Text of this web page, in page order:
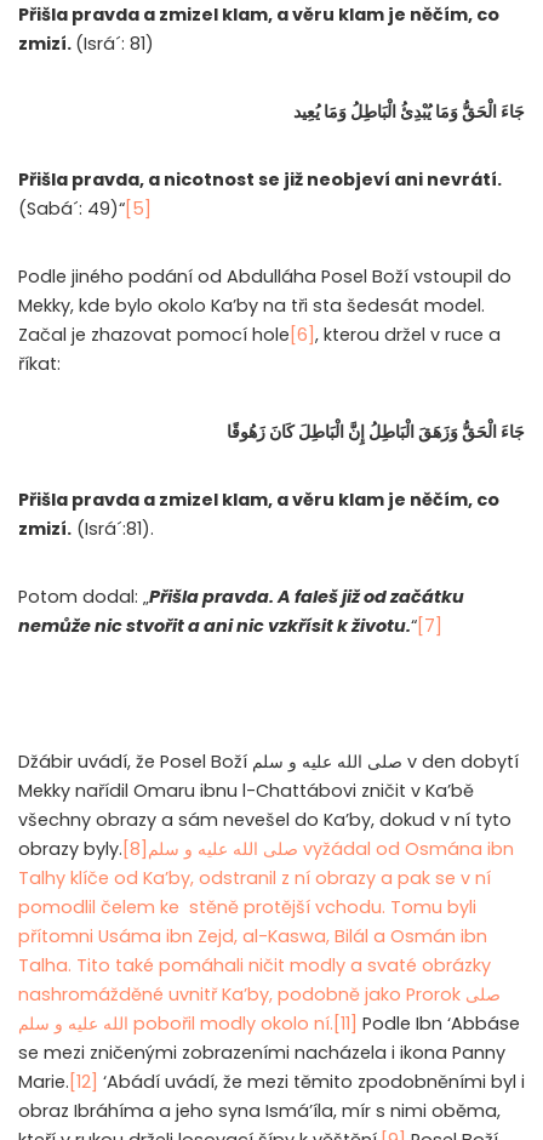
Přišla pravda a zmizel klam, a věru klam je něčím, co
zmizí. (Isrá´: 81)
جَاءَ الْحَقُّ وَمَا يُبْدِئُ الْبَاطِلُ وَمَا يُعِيد
Přišla pravda, a nicotnost se již neobjeví ani nevrátí.
(Sabá´: 49)“[5]
Podle jiného podání od Abdulláha Posel Boží vstoupil do
Mekky, kde bylo okolo Ka’by na tři sta šedesát model.
Začal je zhazovat pomocí hole [6], kterou držel v ruce a
říkat:
جَاءَ الْحَقُّ وَزَهَقَ الْبَاطِلُ إِنَّ الْبَاطِلَ كَانَ زَهُوقًا
Přišla pravda a zmizel klam, a věru klam je něčím, co
zmizí. (Isrá´:81).
Potom dodal: „Přišla pravda. A faleš již od začátku
nemůže nic stvořit a ani nic vzkřísit k životu.“[7]
Džábir uvádí, že Posel Boží صلى الله عليه و سلم v den dobytí
Mekky nařídil Omaru ibnu l-Chattábovi zničit v Ka’bě
všechny obrazy a sám nevešel do Ka’by, dokud v ní tyto
obrazy byly. [8] صلى الله عليه و سلم vyžádal od Osmána ibn
Talhy klíče od Ka’by, odstranil z ní obrazy a pak se v ní
pomodlil čelem ke stěně protější vchodu. Tomu byli
přítomni Usáma ibn Zejd, al-Kaswa, Bilál a Osmán ibn
Talha. Tito také pomáhali ničit modly a svaté obrázky
nashromážděné uvnitř Ka’by, podobně jako Prorok صلى
الله عليه و سلم pobořil modly okolo ní. [11] Podle Ibn ‘Abbáse
se mezi zničenými zobrazeními nacházela i ikona Panny
Marie. [12] ‘Abádí uvádí, že mezi těmito zpodobněními byl i
obraz Ibráhíma a jeho syna Ismá’íla, mír s nimi oběma,